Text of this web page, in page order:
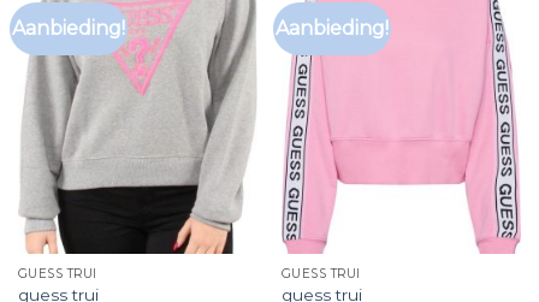
Aanbieding!
GUESS TRUI
guess trui
Aanbieding!
GUESS TRUI
guess trui